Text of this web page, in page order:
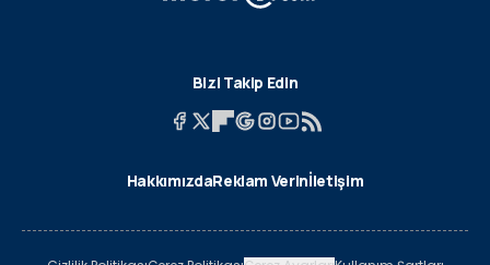
Bizi Takip Edin
HakkımızdaReklam Verinİletişim